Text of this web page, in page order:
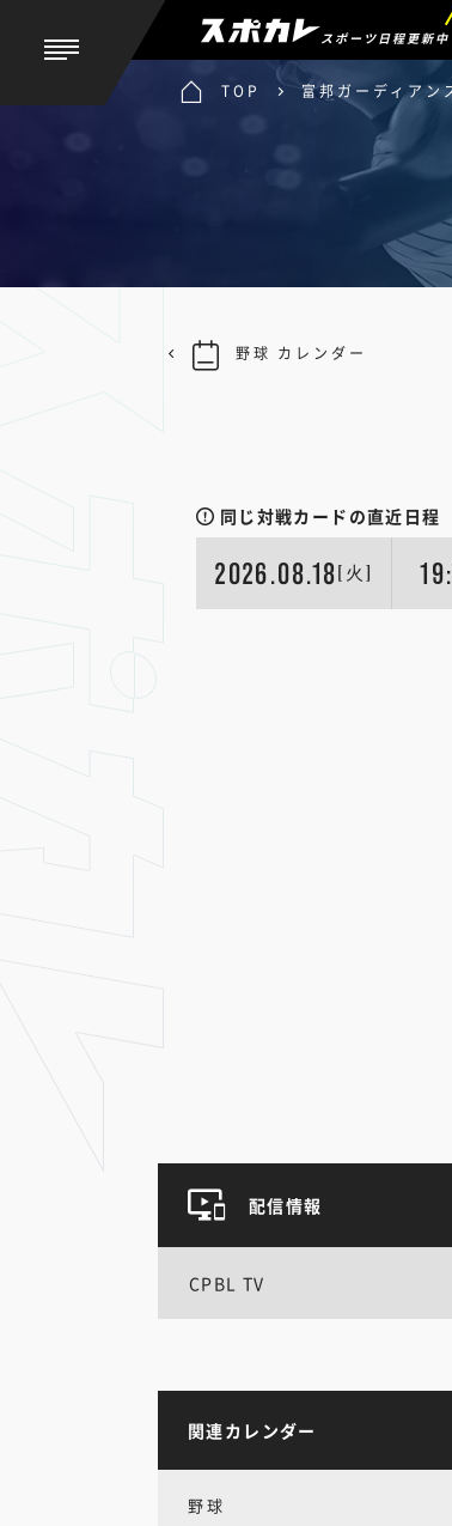
スポーツ日程更新中
TOP 富邦ガーディア
同じ対戦カードの直近日程
2026.08.18 [火]
野球 カレンダー
配信情報
CPBL TV
関連カレンダー
野球